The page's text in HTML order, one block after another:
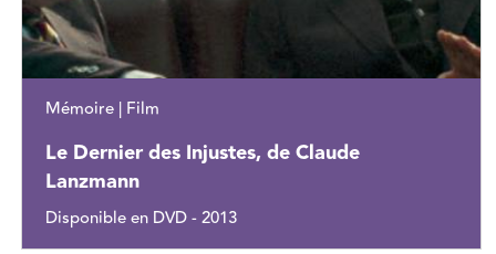
Mémoire | Film
Le Dernier des Injustes, de Claude
Lanzmann
Disponible en DVD - 2013